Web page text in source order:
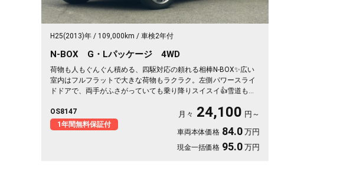
H25(2013)年 109,000km 車検2年付
N-BOX G・Lパッケージ 4WD
荷物も人もぐんぐん積める、四駆対応の頼れる相棒N-BOX✨広い
室内はフルフラットで大きな荷物もラクラク。左側パワースライ
ドドアで、両手がふさがっていても乗り降りスイスイ👍雪道も安
れます。プッシュスタートで毎日の発進もスマート🚗買い物帰り
や週末の遠出まで、暮らしの相棒にぴったり💫《1年保証付》で安
OS8147
1年間無料保証付
月々 24,100 円～
車両本体価格 84.0 万円
現金一括価格 95.0 万円